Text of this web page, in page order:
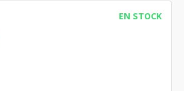
EN STOCK